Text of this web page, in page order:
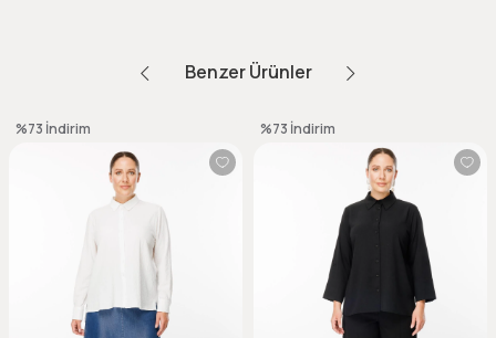
Benzer Ürünler
%73 İndirim %73 İndirim